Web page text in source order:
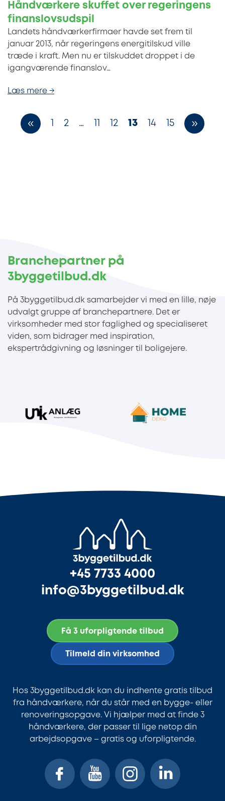
Håndværkere skuffet over regeringens
finanslovsudspil
Landets håndværkerfirmaer havde set frem til
januar 2013, når regeringens energitilskud ville
træde i kraft. Men nu er tilskuddet droppet i de
igangværende finanslov…
Læs mere →
« 1 2 … 11 12 13 14 15 »
Branchepartner på
3byggetilbud.dk
På 3byggetilbud.dk samarbejder vi med en lille, nøje
udvalgt gruppe af branchepartnere. Det er
virksomheder med stor faglighed og specialiseret
viden, som bidrager med inspiration,
ekspertrådgivning og løsninger til boligejere.
+45 7733 4000
info@3byggetilbud.dk
Få 3 uforpligtende tilbud
Tilmeld din virksomhed
Hos 3byggetilbud.dk kan du indhente gratis tilbud
fra håndværkere, når du står med en bygge- eller
renoveringsopgave. Vi hjælper med at finde 3
håndværkere, der passer til lige netop din
arbejdsopgave – gratis og uforpligtende.